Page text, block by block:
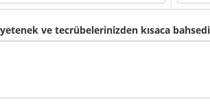
ve tecrübelerinizden kısaca